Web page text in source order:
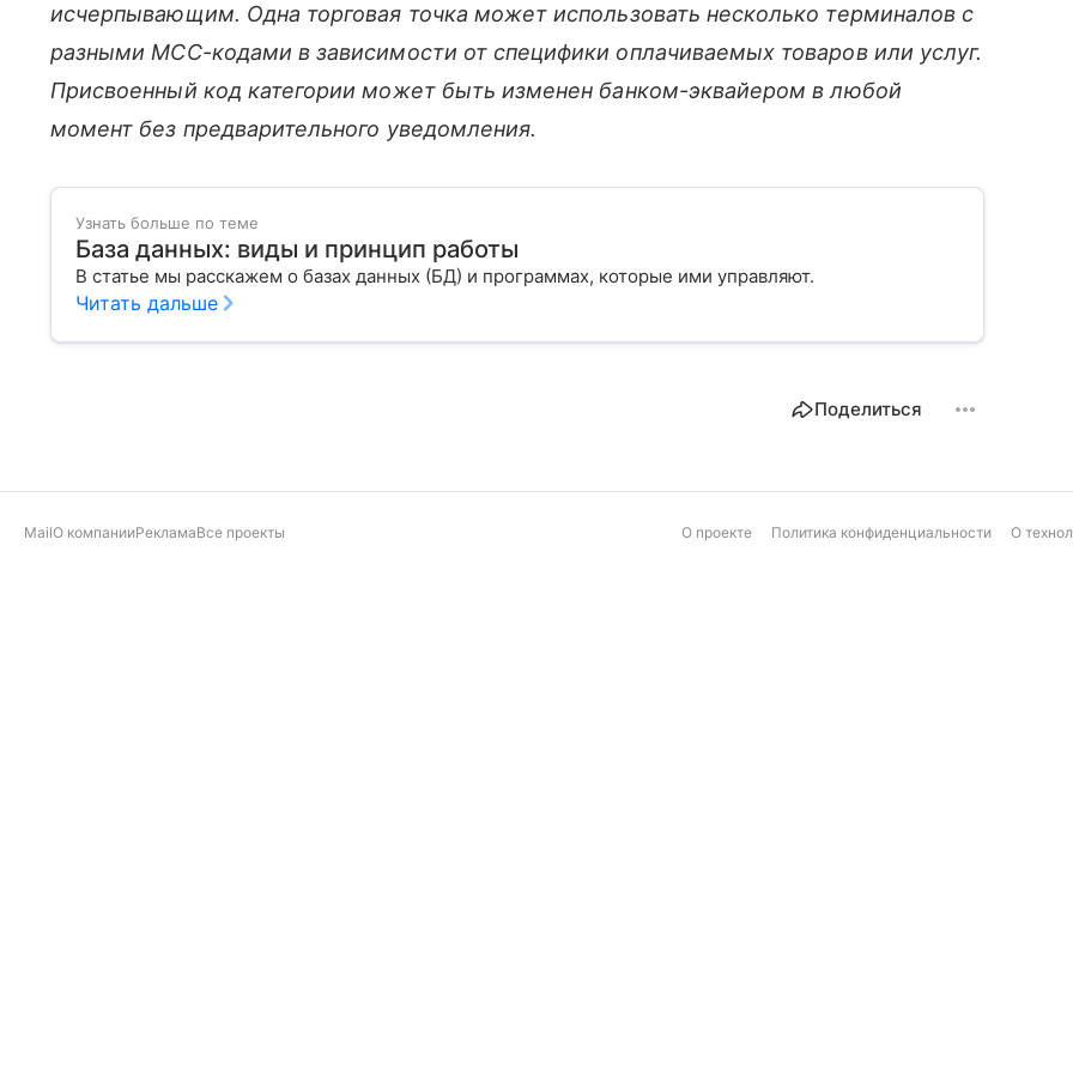
исчерпывающим. Одна торговая точка может использовать несколько терминалов с
разными MCC-кодами в зависимости от специфики оплачиваемых товаров или услуг.
Присвоенный код категории может быть изменен банком-эквайером в любой
момент без предварительного уведомления.
Узнать больше по теме
База данных: виды и принцип работы
В статье мы расскажем о базах данных (БД) и программах, которые ими управляют.
Читать дальше
Поделиться
MailО компанииРекламаВсе проекты О проекте Политика конфиденциальности О